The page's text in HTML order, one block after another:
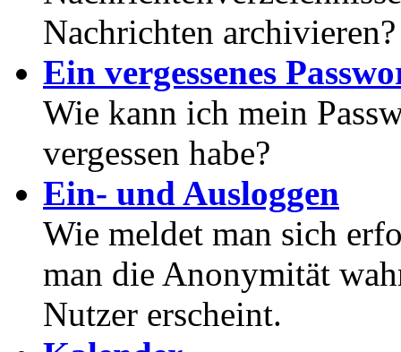
Nachrichten archivieren?
Ein vergessenes
Wie kann ich mein
vergessen habe?
Ein- und Ausloggen
Wie meldet man sich
man die Anonymität
Nutzer erscheint.